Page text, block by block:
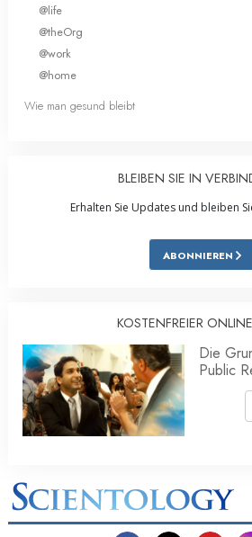
@life
@theOrg
@work
@home
Wie man gesund bleibt
BLEIBEN SIE IN
Erhalten Sie Updates und bleiben
ABONNIEREN
KOSTENFREIER
Die
Public